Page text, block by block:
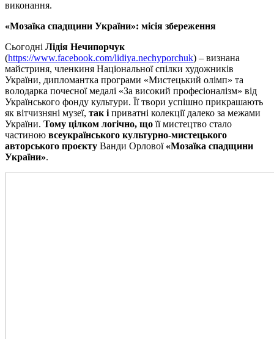
виконання.
«Мозаїка спадщини України»: місія збереження
Сьогодні Лідія Нечипорчук
(https://www.facebook.com/lidiya.nechyporchuk) – визнана
майстриня, членкиня Національної спілки художників
України, дипломантка програми «Мистецький олімп» та
володарка почесної медалі «За високий професіоналізм» від
Українського фонду культури. Її твори успішно прикрашають
як вітчизняні музеї, так і приватні колекції далеко за межами
України. Тому цілком логічно, що її мистецтво стало
частиною всеукраїнського культурно-мистецького
авторського проєкту Ванди Орлової «Мозаїка спадщини
України».